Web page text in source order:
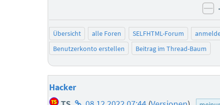
Übersicht alle Foren SELFHTML-Forum
Benutzerkonto erstellen
Beitrag im Thread-Baum
Hacker
Homepage